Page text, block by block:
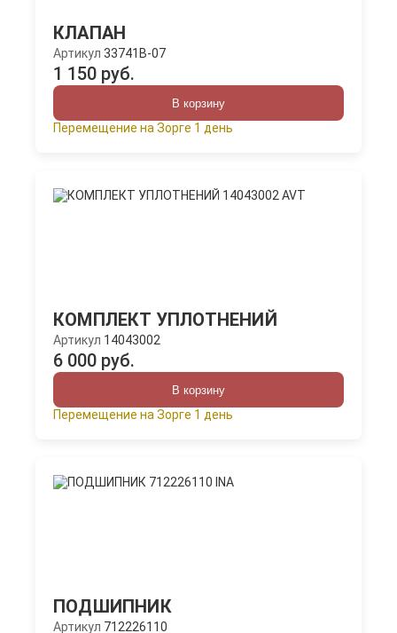
КЛАПАН
Артикул 33741B-07
1 150 руб.
В корзину
Перемещение на Зорге 1 день
КОМПЛЕКТ УПЛОТНЕНИЙ
Артикул 14043002
6 000 руб.
В корзину
Перемещение на Зорге 1 день
ПОДШИПНИК
Артикул 712226110